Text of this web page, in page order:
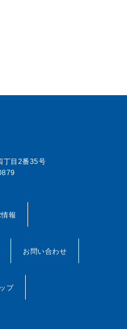
目2番35号
情報
お問い合わせ
プ